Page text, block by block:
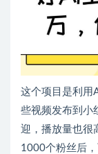
这个项目是利用
些视频发布到小
迎，播放量也很
1000个粉丝后